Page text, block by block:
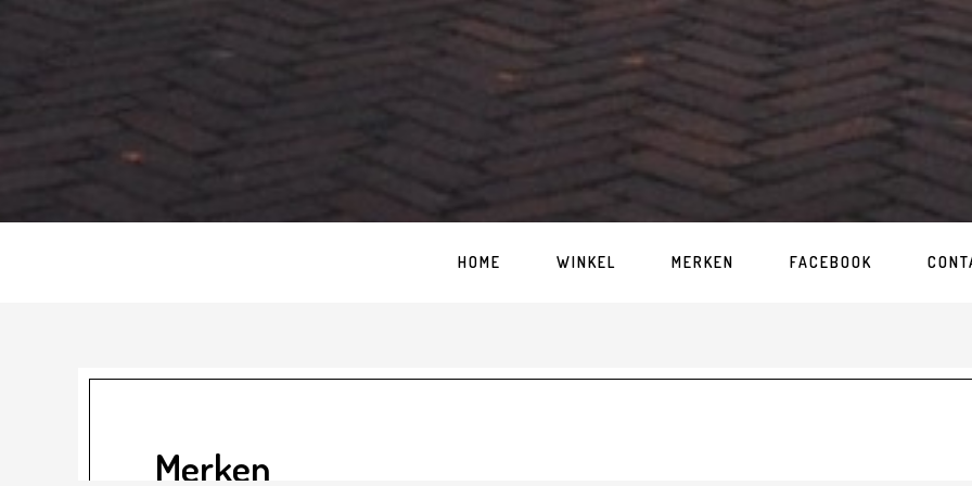
HOME WINKEL MERKEN FACEBOOK
Merken